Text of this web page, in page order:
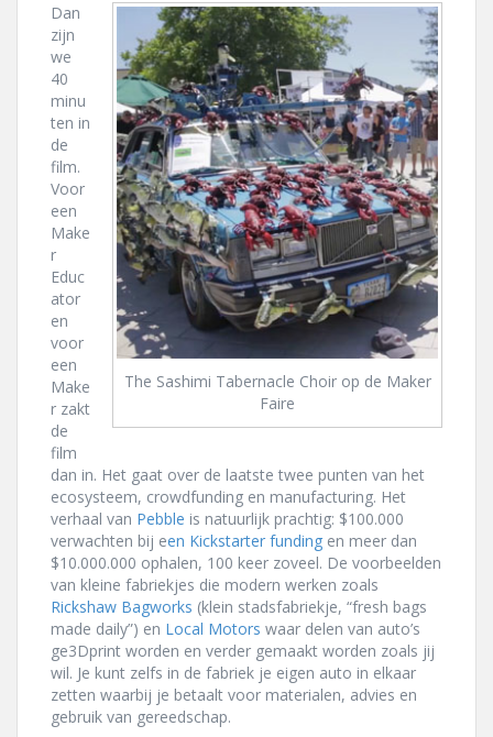
The Sashimi Tabernacle Choir op de Maker
Faire
Dan
zijn
we
40
minu
ten in
de
film.
Voor
een
Make
r
Educ
ator
en
voor
een
Make
r zakt
de
film
dan in. Het gaat over de laatste twee punten van het
ecosysteem, crowdfunding en manufacturing. Het
verhaal van Pebble is natuurlijk prachtig: $100.000
verwachten bij een Kickstarter funding en meer dan
$10.000.000 ophalen, 100 keer zoveel. De voorbeelden
van kleine fabriekjes die modern werken zoals
Rickshaw Bagworks (klein stadsfabriekje, “fresh bags
made daily”) en Local Motors waar delen van auto’s
ge3Dprint worden en verder gemaakt worden zoals jij
wil. Je kunt zelfs in de fabriek je eigen auto in elkaar
zetten waarbij je betaalt voor materialen, advies en
gebruik van gereedschap.